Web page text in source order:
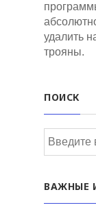
удалить
трояны.
ПОИСК
ВАЖНЫЕ